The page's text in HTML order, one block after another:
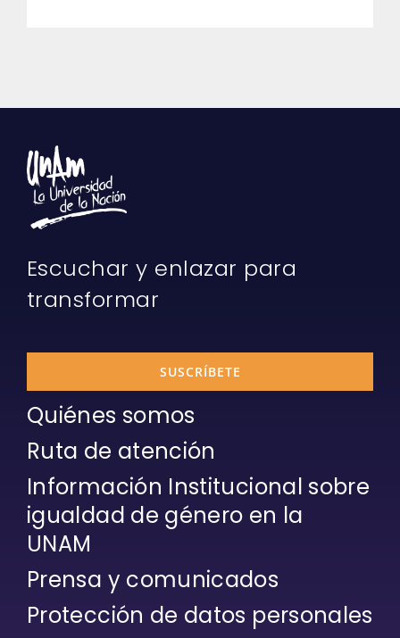
Escuchar y enlazar para
transformar
SUSCRÍBETE
Quiénes somos
Ruta de atención
Información Institucional sobre
igualdad de género en la
UNAM
Prensa y comunicados
Protección de datos personales